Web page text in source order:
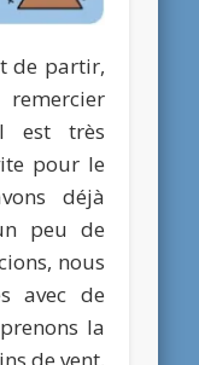
de partir,
est très
pour le
déjà
peu de
nous
avec de
la
de vent,